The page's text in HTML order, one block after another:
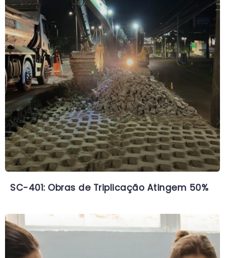
SC-401: Obras de Triplicação Atingem 50%